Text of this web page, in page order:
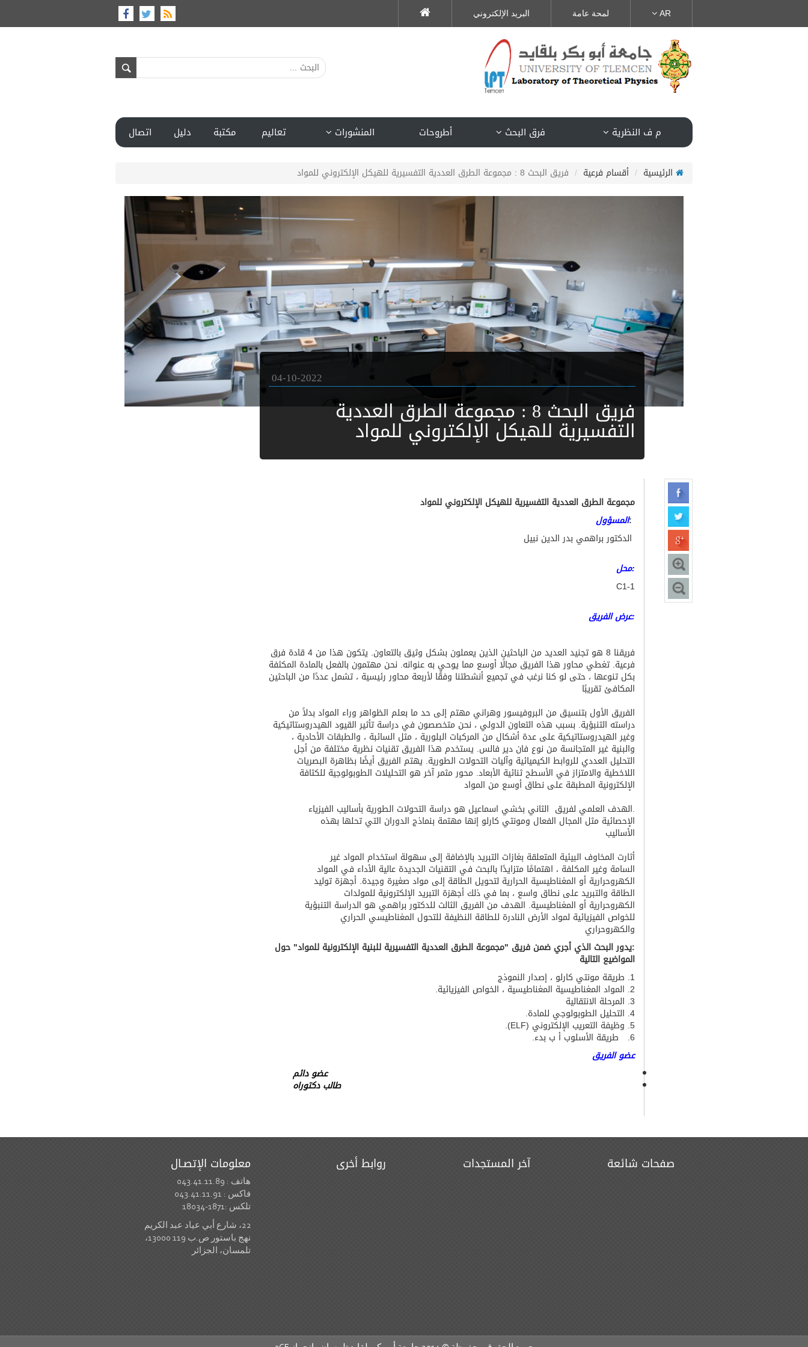
AR لمحة عامة البريد الإلكتروني
م ف النظرية فرق البحث أطروحات المنشورات تعاليم مكتبة دليل اتصال
الرئيسية أقسام فرعية فريق البحث 8 : مجموعة الطرق العددية التفسيرية للهيكل الإلكتروني للمواد
04-10-2022
فريق البحث 8 : مجموعة الطرق العددية
التفسيرية للهيكل الإلكتروني للمواد
مجموعة الطرق العددية التفسيرية للهيكل الإلكتروني للمواد
:المسؤول
الدكتور براهمي بدر الدين نبيل
:محل
C1-1
:عرض الفريق
فريقنا 8 هو تجنيد العديد من الباحثين الذين يعملون بشكل وثيق بالتعاون. يتكون هذا من 4 قادة فرق
فرعية. تغطي محاور هذا الفريق مجالًا أوسع مما يوحي به عنوانه. نحن مهتمون بالفعل بالمادة المكثفة
بكل تنوعها ، حتى لو كنا نرغب في تجميع أنشطتنا وفقًا لأربعة محاور رئيسية ، تشمل عددًا من الباحثين
المكافئ تقريبًا
الفريق الأول بتنسيق من البروفيسور وهراني مهتم إلى حد ما بعلم الظواهر وراء المواد بدلاً من
دراسته التنبؤية. بسبب هذه التعاون الدولي ، نحن متخصصون في دراسة تأثير القيود الهيدروستاتيكية
وغير الهيدروستاتيكية على عدة أشكال من المركبات البلورية ، مثل السائبة ، والطبقات الأحادية ،
والبنية غير المتجانسة من نوع فان دير فالس. يستخدم هذا الفريق تقنيات نظرية مختلفة من أجل
التحليل العددي للروابط الكيميائية وآليات التحولات الطورية. يهتم الفريق أيضًا بظاهرة البصريات
اللاخطية والامتزاز في الأسطح ثنائية الأبعاد. محور مثمر آخر هو التحليلات الطوبولوجية للكثافة
الإلكترونية المطبقة على نطاق أوسع من المواد
.الهدف العلمي لفريق الثاني بخشي اسماعيل هو دراسة التحولات الطورية بأساليب الفيزياء
الإحصائية مثل المجال الفعال ومونتي كارلو إنها مهتمة بنماذج الدوران التي تحلها بهذه
الأساليب
أثارت المخاوف البيئية المتعلقة بغازات التبريد بالإضافة إلى سهولة استخدام المواد غير
السامة وغير المكلفة ، اهتمامًا متزايدًا بالبحث في التقنيات الجديدة عالية الأداء في المواد
الكهروحرارية أو المغناطيسية الحرارية لتحويل الطاقة إلى مواد صغيرة وجيدة. أجهزة توليد
الطاقة والتبريد على نطاق واسع ، بما في ذلك أجهزة التبريد الإلكترونية للمولدات
الكهروحرارية أو المغناطيسية. الهدف من الفريق الثالث للدكتور براهمي هو الدراسة التنبؤية
للخواص الفيزيائية لمواد الأرض النادرة للطاقة النظيفة للتحول المغناطيسي الحراري
والكهروحراري
:يدور البحث الذي أجري ضمن فريق "مجموعة الطرق العددية التفسيرية للبنية الإلكترونية للمواد" حول
المواضيع التالية
1. طريقة مونتي كارلو ، إصدار النموذج
2. المواد المغناطيسية المغناطيسية ، الخواص الفيزيائية.
3. المرحلة الانتقالية
4. التحليل الطوبولوجي للمادة.
5. وظيفة التعريب الإلكتروني (ELF).
6. طريقة الأسلوب أ ب بدء.
عضو الفريق
عضو دائم
طالب دكتوراه
معلومات الإتصـال
هاتف : 043.41.11.89
فاكس : 043.41.11.91
تلكس :1871-18034
22، شارع أبي عياد عبد الكريم
نهج باستور ص.ب 119 13000،
تلمسان، الجزائر
روابط أخرى آخر المستجدات صفحات شائعة